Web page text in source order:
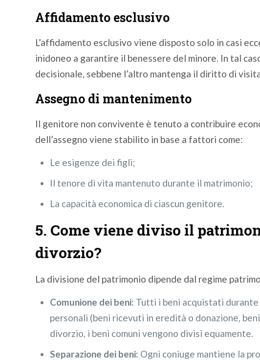
Affidamento esclusivo
L’affidamento esclusivo viene disposto solo in casi
inidoneo a garantire il benessere del minore. In tal
decisionale, sebbene l’altro mantenga il diritto di
Assegno di mantenimento
Il genitore non convivente è tenuto a contribuire
dell’assegno viene stabilito in base a fattori come:
Le esigenze dei figli;
Il tenore di vita mantenuto durante il matrimonio;
La capacità economica di ciascun genitore.
5. Come viene diviso il
divorzio?
La divisione del patrimonio dipende dal regime
Comunione dei beni: Tutti i beni acquistati
personali (beni ricevuti in eredità o donazione,
divorzio, i beni comuni vengono divisi equamente.
Separazione dei beni: Ogni coniuge mantiene la